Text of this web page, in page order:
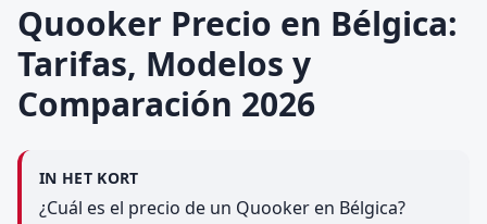
Quooker Precio en Bélgica:
Tarifas, Modelos y
Comparación 2026
IN HET KORT
¿Cuál es el precio de un Quooker en Bélgica?